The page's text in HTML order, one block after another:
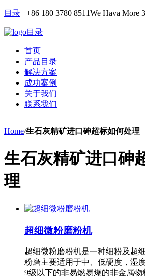
目录 +86 180 3780 8511We Hava More
目录
首页
产品目录
解决方案
成功案例
关于我们
联系我们
Home/生石灰精矿进口砷超标如何处理
生石灰精矿进口砷
理
超细微粉磨粉机
超细微粉磨粉机是一种细粉及超
粉磨主要适用于中、低硬度，湿
9级以下的非易燃易爆的非金属